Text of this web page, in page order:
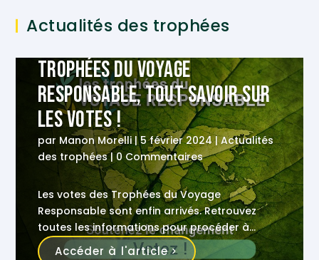
nature !
Actualités des trophées
Trophées du Voyage
Responsable, tout savoir sur
les votes !
par Manon Morelli|5 février 2024|Actualités
des trophées| 0 Commentaires
Les votes des Trophées du Voyage
Responsable sont enfin arrivés. Retrouvez
toutes les informations pour procéder à
l’élection des grands gagnants.
Accéder à l'article